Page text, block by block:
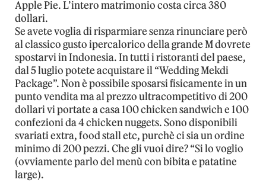
Apple Pie. L’intero matrimonio costa circa 380
dollari.
Se avete voglia di risparmiare senza rinunciare però
al classico gusto ipercalorico della grande M dovrete
spostarvi in Indonesia. In tutti i ristoranti del paese,
dal 5 luglio potete acquistare il “Wedding Mekdi
Package”. Non è possibile sposarsi fisicamente in un
punto vendita ma al prezzo ultracompetitivo di 200
dollari vi portate a casa 100 chicken sandwich e 100
confezioni da 4 chicken nuggets. Sono disponibili
svariati extra, food stall etc, purchè ci sia un ordine
minimo di 200 pezzi. Che gli vuoi dire? “Si lo voglio
(ovviamente parlo del menù con bibita e patatine
large).